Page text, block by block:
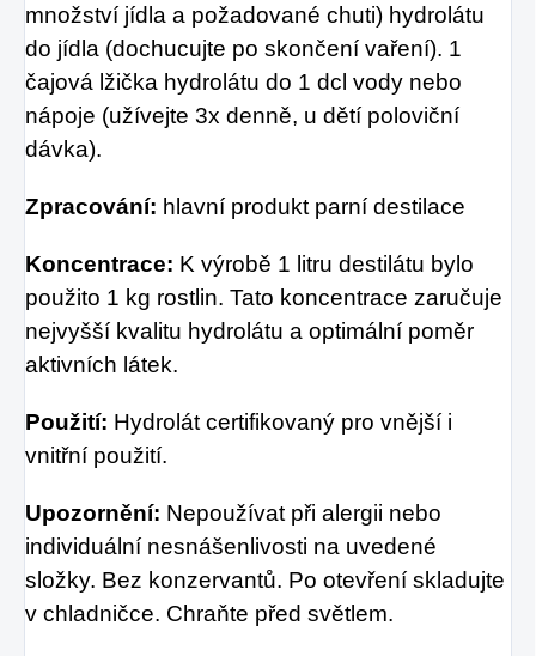
množství jídla a požadované chuti) hydrolátu
do jídla (dochucujte po skončení vaření). 1
čajová lžička hydrolátu do 1 dcl vody nebo
nápoje (užívejte 3x denně, u dětí poloviční
dávka).
Zpracování: hlavní produkt parní destilace
Koncentrace: K výrobě 1 litru destilátu bylo
použito 1 kg rostlin. Tato koncentrace zaručuje
nejvyšší kvalitu hydrolátu a optimální poměr
aktivních látek.
Použití: Hydrolát certifikovaný pro vnější i
vnitřní použití.
Upozornění: Nepoužívat při alergii nebo
individuální nesnášenlivosti na uvedené
složky. Bez konzervantů. Po otevření skladujte
v chladničce. Chraňte před světlem.